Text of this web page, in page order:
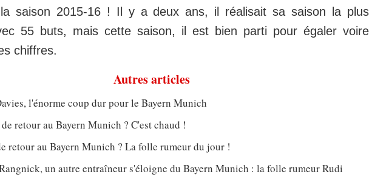
saison 2015-16 ! Il y a deux ans, il réalisait sa saison la plus
55 buts, mais cette saison, il est bien parti pour égaler voire
chiffres.
Autres articles
l'énorme coup dur pour le Bayern Munich
retour au Bayern Munich ? C'est chaud !
retour au Bayern Munich ? La folle rumeur du jour !
un autre entraîneur s'éloigne du Bayern Munich : la folle rumeur Rudi